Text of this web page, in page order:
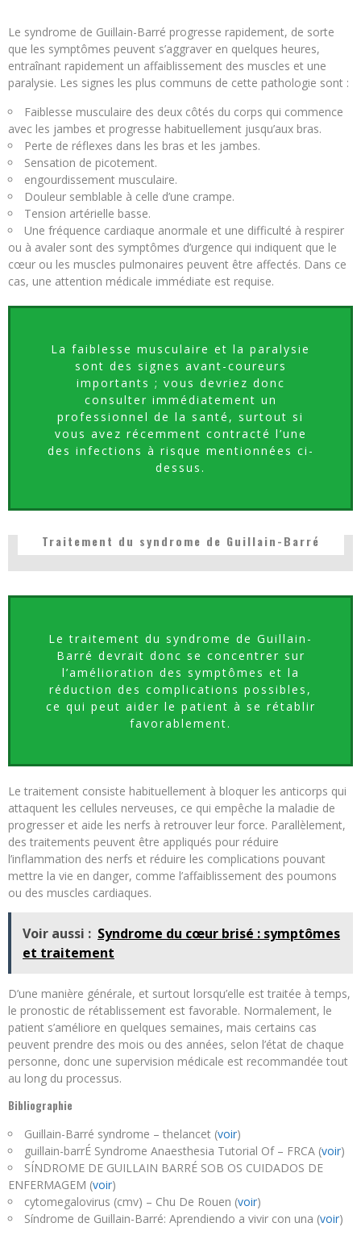
Le syndrome de Guillain-Barré progresse rapidement, de sorte
que les symptômes peuvent s’aggraver en quelques heures,
entraînant rapidement un affaiblissement des muscles et une
paralysie. Les signes les plus communs de cette pathologie sont :
Faiblesse musculaire des deux côtés du corps qui commence
avec les jambes et progresse habituellement jusqu’aux bras.
Perte de réflexes dans les bras et les jambes.
Sensation de picotement.
engourdissement musculaire.
Douleur semblable à celle d’une crampe.
Tension artérielle basse.
Une fréquence cardiaque anormale et une difficulté à respirer
ou à avaler sont des symptômes d’urgence qui indiquent que le
cœur ou les muscles pulmonaires peuvent être affectés. Dans ce
cas, une attention médicale immédiate est requise.
La faiblesse musculaire et la paralysie
sont des signes avant-coureurs
importants ; vous devriez donc
consulter immédiatement un
professionnel de la santé, surtout si
vous avez récemment contracté l’une
des infections à risque mentionnées ci-
dessus.
Traitement du syndrome de Guillain-Barré
Le traitement du syndrome de Guillain-
Barré devrait donc se concentrer sur
l’amélioration des symptômes et la
réduction des complications possibles,
ce qui peut aider le patient à se rétablir
favorablement.
Le traitement consiste habituellement à bloquer les anticorps qui
attaquent les cellules nerveuses, ce qui empêche la maladie de
progresser et aide les nerfs à retrouver leur force. Parallèlement,
des traitements peuvent être appliqués pour réduire
l’inflammation des nerfs et réduire les complications pouvant
mettre la vie en danger, comme l’affaiblissement des poumons
ou des muscles cardiaques.
Voir aussi : Syndrome du cœur brisé : symptômes
et traitement
D’une manière générale, et surtout lorsqu’elle est traitée à temps,
le pronostic de rétablissement est favorable. Normalement, le
patient s’améliore en quelques semaines, mais certains cas
peuvent prendre des mois ou des années, selon l’état de chaque
personne, donc une supervision médicale est recommandée tout
au long du processus.
Bibliographie
Guillain-Barré syndrome – thelancet (voir)
guillain-barrÉ Syndrome Anaesthesia Tutorial Of – FRCA (voir)
SÍNDROME DE GUILLAIN BARRÉ SOB OS CUIDADOS DE
ENFERMAGEM (voir)
cytomegalovirus (cmv) – Chu De Rouen (voir)
Síndrome de Guillain-Barré: Aprendiendo a vivir con una (voir)